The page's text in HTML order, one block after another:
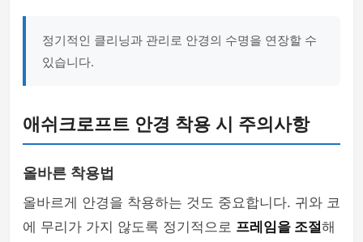
정기적인 클리닝과 관리로 안경의 수명을 연장할 수
있습니다.
애쉬크로프트 안경 착용 시 주의사항
올바른 착용법
올바르게 안경을 착용하는 것도 중요합니다. 귀와 코
에 무리가 가지 않도록 정기적으로 프레임을 조절해